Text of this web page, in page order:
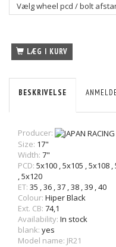
LÆG I KURV
BESKRIVELSE
Producer:
Size: 17"
Width: 7"
PCD: 5x100 ,5x105 ,5x108 ,
,5x120
ET: 35 ,36 ,37 ,38 ,39 ,40
Colour: Hiper Black
Ext. CB: 74,1
Availability: In stock
blank: yes
Model name: JR21